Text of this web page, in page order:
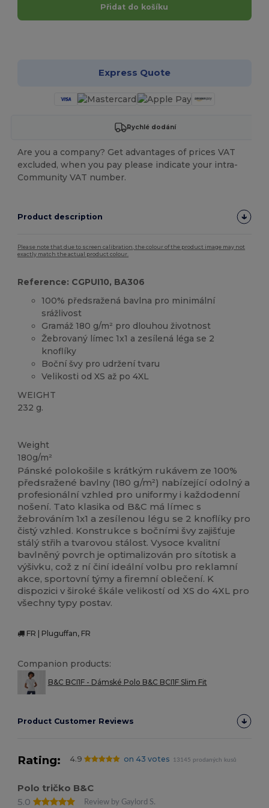
Přidat do košíku
Express Quote
Rychlé dodání
Are you a company? Get advantages of prices VAT
excluded, when you pay please indicate your intra-
Community VAT number.
Product description
Please note that due to screen calibration, the colour of the product image may not
exactly match the actual product colour.
Reference: CGPUI10, BA306
100% předsražená bavlna pro minimální
srážlivost
Gramáž 180 g/m² pro dlouhou životnost
Žebrovaný límec 1x1 a zesílená léga se 2
knoflíky
Boční švy pro udržení tvaru
Velikosti od XS až po 4XL
WEIGHT
232 g.
Weight
180g/m²
Pánské polokošile s krátkým rukávem ze 100%
předsražené bavlny (180 g/m²) nabízející odolný a
profesionální vzhled pro uniformy i každodenní
nošení. Tato klasika od B&C má límec s
žebrováním 1x1 a zesílenou légu se 2 knoflíky pro
čistý vzhled. Konstrukce s bočními švy zajišťuje
stálý střih a tvarovou stálost. Vysoce kvalitní
bavlněný povrch je optimalizován pro sítotisk a
výšivku, což z ní činí ideální volbu pro reklamní
akce, sportovní týmy a firemní oblečení. K
dispozici v široké škále velikostí od XS do 4XL pro
všechny typy postav.
FR | Pluguffan, FR
Companion products:
B&C BCI1F - Dámské Polo B&C BCI1F Slim Fit
Product Customer Reviews
Rating: 4.9 on 43 votes 13145 prodaných kusů
Polo tričko B&C
5.0
Review by Gaylord S.